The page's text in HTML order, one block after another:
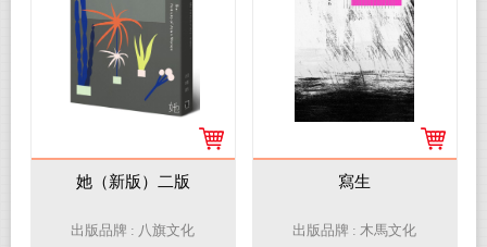
她（新版）二版
出版品牌 : 八旗文化
寫生
出版品牌 : 木馬文化